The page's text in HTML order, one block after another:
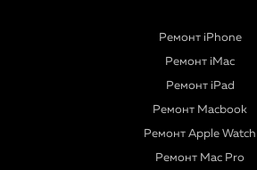
Ремонт iPhone
Ремонт iMac
Ремонт iPad
Ремонт Macbook
Ремонт Apple Watch
Ремонт Mac Pro